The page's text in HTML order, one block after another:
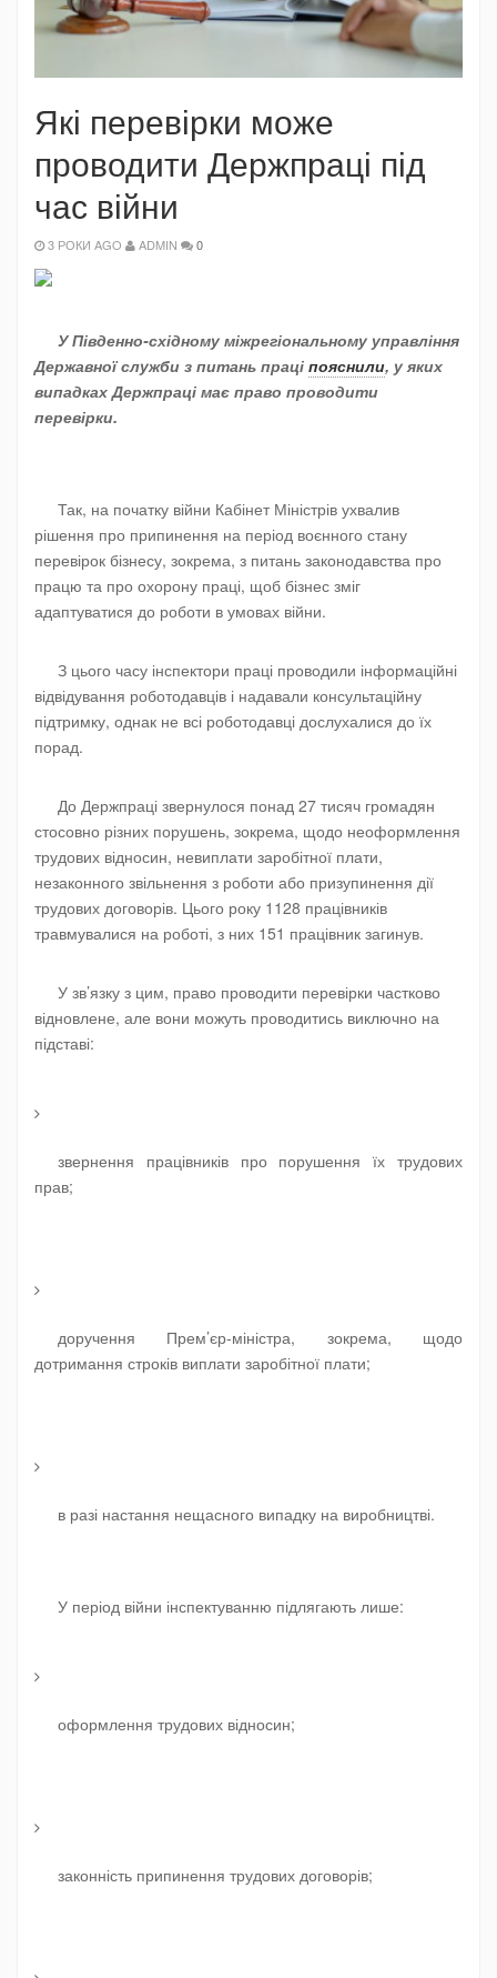
Які перевірки може
проводити Держпраці під
час війни
3 РОКИ AGO ADMIN 0
У Південно-східному міжрегіональному управління
Державної служби з питань праці пояснили, у яких
випадках Держпраці має право проводити
перевірки.
Так, на початку війни Кабінет Міністрів ухвалив
рішення про припинення на період воєнного стану
перевірок бізнесу, зокрема, з питань законодавства про
працю та про охорону праці, щоб бізнес зміг
адаптуватися до роботи в умовах війни.
З цього часу інспектори праці проводили інформаційні
відвідування роботодавців і надавали консультаційну
підтримку, однак не всі роботодавці дослухалися до їх
порад.
До Держпраці звернулося понад 27 тисяч громадян
стосовно різних порушень, зокрема, щодо неоформлення
трудових відносин, невиплати заробітної плати,
незаконного звільнення з роботи або призупинення дії
трудових договорів. Цього року 1128 працівників
травмувалися на роботі, з них 151 працівник загинув.
У зв’язку з цим, право проводити перевірки частково
відновлене, але вони можуть проводитись виключно на
підставі:
звернення працівників про порушення їх трудових
прав;
доручення Прем’єр-міністра, зокрема, щодо
дотримання строків виплати заробітної плати;
в разі настання нещасного випадку на виробництві.
У період війни інспектуванню підлягають лише:
оформлення трудових відносин;
законність припинення трудових договорів;